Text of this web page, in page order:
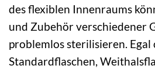
des flexiblen Innenraums
und Zubehör verschiedener
problemlos sterilisieren. Egal
Standardflaschen,